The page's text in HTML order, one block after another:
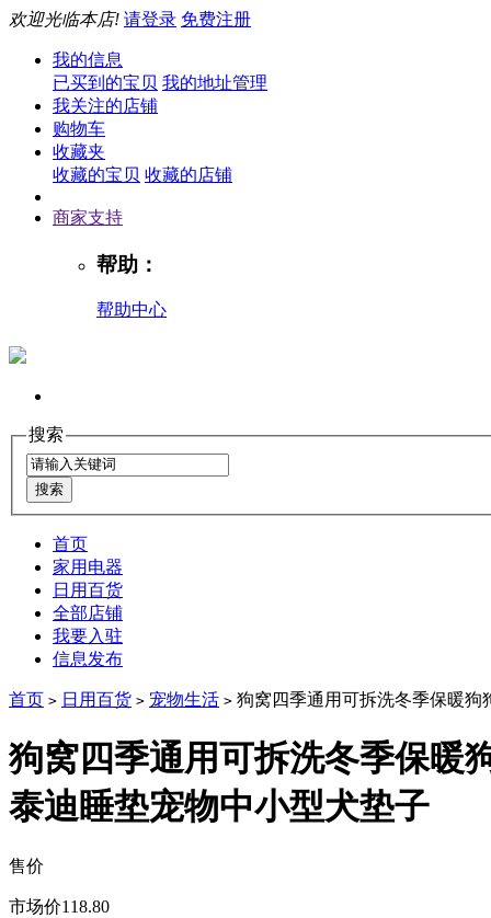
欢迎光临本店! 请登录 免费注册
我的信息
已买到的宝贝 我的地址管理
我关注的店铺
购物车
收藏夹
收藏的宝贝 收藏的店铺
商家支持
帮助：
帮助中心
搜索
首页
家用电器
日用百货
全部店铺
我要入驻
信息发布
首页 > 日用百货 > 宠物生活 > 狗窝四季通用可拆洗冬季保暖狗
狗窝四季通用可拆洗冬季保暖
泰迪睡垫宠物中小型犬垫子
售价
市场价118.80